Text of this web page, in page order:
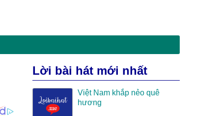
Lời bài hát mới nhất
Việt Nam khắp nẻo quê
hương